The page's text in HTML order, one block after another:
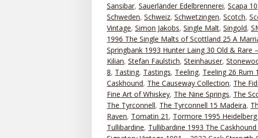
Sansibar, Sauerländer Edelbrennerei, Scapa 10
Schweden, Schweiz, Schwetzingen, Scotch,
Vintage, Simon Jakobs, Single Malt, Singold,
1996 The Single Malts of Scottland 25 A
Springbank 1993 Hunter Laing 30 Old & Rare
Kilian, Stefan Faulstich, Steinhauser,
8, Tasting, Tastings, Teeling, Teeling 26 Rum
Caskhound, The Causeway Collection, The
Fine Art of Whiskey, The Nine Springs, The
The Tyrconnell, The Tyrconnell 15 Madeira,
Raven, Tomatin 21 , Tormore 1995
Tullibardine, Tullibardine 1993 The